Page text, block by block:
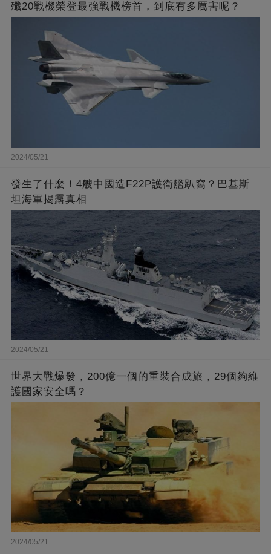
殲20戰機榮登最強戰機榜首，到底有多厲害呢？
2024/05/21
發生了什麼！4艘中國造F22P護衛艦趴窩？巴基斯
坦海軍揭露真相
2024/05/21
世界大戰爆發，200億一個的重裝合成旅，29個夠維
護國家安全嗎？
2024/05/21